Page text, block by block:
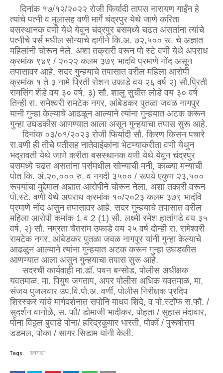
दिनांक १७/१२/२०२२ रोजी फिर्यादी तापस नारायण गाईंन हे
त्यांचे पत्नी व मुलासह वणी मार्गे चंद्रपुर येथे जाणे करिता
बसस्थानक वणी येथे येवुन चंद्रपुर बसमध्ये चढत असतांना त्यांचे
पत्नीचे पर्स मधील सोन्याचे दागीने कि.अ. ७२,५०० रू. चे अज्ञात
महिलांनी चोरून नेले. अशा तक्रारी वरून पो स्टे वणी येथे अपराध
क्रमांक ९४९ / २०२२ कलम ३७९ भादवि प्रमाणे नोंद असून
तपासावर आहे. सदर गुन्हयाचे तपासात वरील महिला आरोपी
क्रमांक १ ते ३ नामे प्रिती रोशन उफाडे वय २६ वर्ष २) सौ.प्रिती
रामसिंग शेंडे वय ३० वर्ष, ३) सौ. शालु सुचीत लोडे वय ३० वर्ष
तिन्ही रा. रामेश्वरी रामटेक नगर, आंबेडकर पुतळा जवळ नागपुर
यानी गुन्हा केल्याचे आढळून आल्याने त्यांना गुन्हयात अटक करून
गुन्हा उघडकीस आणण्यात आला असून गुन्हयाचा तपास सुरू आहे.
दिनांक ०३/०१/२०२३ रोजी फिर्यादी सौ. किरण किसन पचारे
रा.वणी ही तीचे पतीसह नातेवाईकांना भेटण्याकरीता वणी येथुन
भद्रावती येथे जाणे करीता बसस्थानक वणी येथे येवून चंद्रपुर
बसमध्ये चढत असतांना पर्समधील सोन्याची मनी, काळ्या मन्याची
पोत कि. अं.२०,००० रु. व नगदी ३५०० / रूपये एकुण २३,५००
रूपयांचा मुद्देमाल अज्ञात आरोपीने चोरून नेला. अशा तकारी वरून
पो.स्टे. वणी येथे अपराध क्रमांक १०/२०2३ कलम ३७९ भादंवि
प्रमाणे नोंद असुन तपासावर आहे. सदर गुन्हयाचे तपासात वरील
महिला आरोपी कमांक 1 व 2 (1) सौ. लक्ष्मी रमेश हातांगडे वय ३५
वर्ष, २) सौ. नम्रता चैतराम उफाडे वय २५ वर्ष दोन्ही रा. रामेश्वरी
रामटेक नगर, आंबेडकर पुतळा जवळ नागपुर यांनी गुन्हा केल्याचे
आढळुन आल्याने त्यांना गुन्हयात अटक करून गुन्हा उघडकीस
आणण्यात आला असुन गुन्हयाचा तपास सुरू आहे.
सदरची कार्यवाही मा.डॉ. पवन बन्सोड, पोलीस अधीक्षक
यवतमाळ, मा. पियुष जगताप, अपर पोलीस अधिक यवतमाळ, मा.
संजय पुजलवार उप.वि.पो.अ. वर्णी, पोलीस निरीक्षक प्रदिप
शिरस्कर यांचे मार्गदर्शनात सपोनि माधव शिंदे, व पो.स्टॉफ स.फौ. /
सुदर्शन वानोळे, स. फौ/ डोमाजी भादीकर, पोहता / सुहास मंदावार,
पोना विठ्ठल बुवाडे पोना/ हरिद्रकुमार भारती, पोकों / पुरूषोत्तम
डडमल, पोका / सागर सिडाम यांनी केली.
Tags: उलगडा